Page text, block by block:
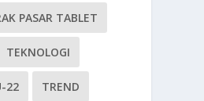
PASAR TABLET
TEKNOLOGI
22 TREND